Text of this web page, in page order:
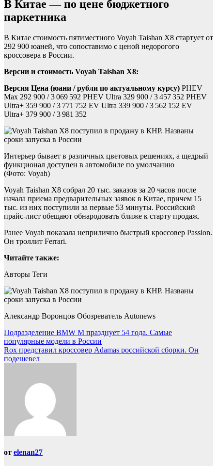
В Китае — по цене бюджетного
паркетника
В Китае стоимость пятиместного Voyah Taishan X8 стартует от
292 900 юаней, что сопоставимо с ценой недорогого
кроссовера в России.
Версии и стоимость Voyah Taishan X8:
Версия Цена (юани / рубли по актуальному курсу) PHEV
Max 292 900 / 3 069 592 PHEV Ultra 329 900 / 3 457 352 PHEV
Ultra+ 359 900 / 3 771 752 EV Ultra 339 900 / 3 562 152 EV
Ultra+ 379 900 / 3 981 352
Интерьер бывает в различных цветовых решениях, а щедрый
функционал доступен в автомобиле по умолчанию
(Фото: Voyah)
Voyah Taishan X8 собрал 20 тыс. заказов за 20 часов после
начала приема предварительных заявок в Китае, причем 15
тыс. из них поступили за первые 53 минуты. Российский
прайс-лист обещают обнародовать ближе к старту продаж.
Ранее Voyah показала неприлично быстрый кроссовер Passion.
Он троллит Ferrari.
Читайте также:
Авторы Теги
Александр Воронцов Обозреватель Autonews
Навигация
по
записям
Подразделение BMW M празднует 54 года. Самые
популярные модели в России
Rox представил кроссовер Adamas российской сборки. Он
подешевел
от elenan27